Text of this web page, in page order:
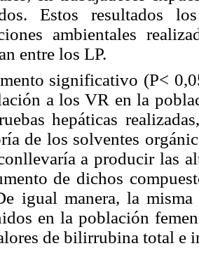
Estos resultados
ambientales
entre los LP.
significativo (P<
a los VR en la
hepáticas
de los solventes
a producir las
de dichos
igual manera, la
en la población
de bilirrubina total e